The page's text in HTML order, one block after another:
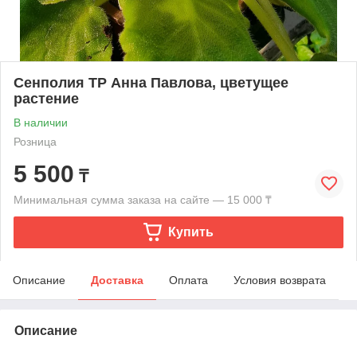
Сенполия ТР Анна Павлова, цветущее
растение
В наличии
Розница
5 500 ₸
Минимальная сумма заказа на сайте — 15 000 ₸
Купить
Описание Доставка Оплата Условия возврата
Описание